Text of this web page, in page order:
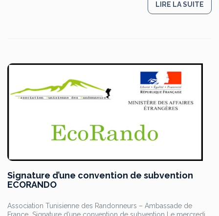
LIRE LA SUITE
Signature d’une convention de subvention
ECORANDO
Association Tunisienne des Randonneurs – Ambassade de